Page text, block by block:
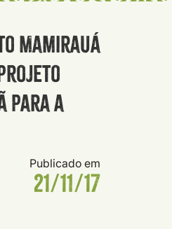
Mamirauá
para a
Publicado em
21/11/17